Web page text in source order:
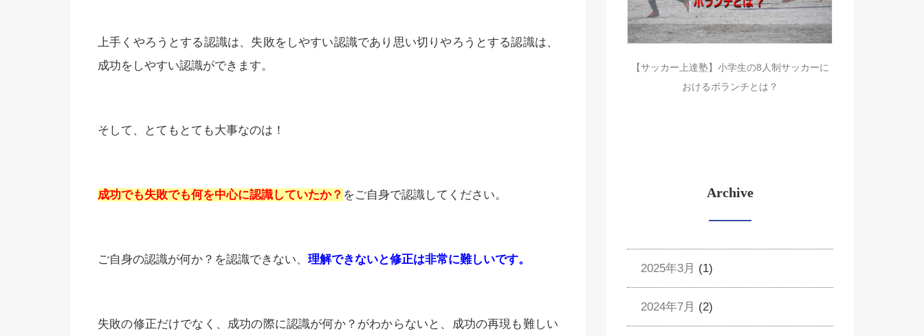
上手くやろうとする認識は、失敗をしやすい認識であり思い切りやろうとする認識は、
成功をしやすい認識ができます。
そして、とてもとても大事なのは！
成功でも失敗でも何を中心に認識していたか？ をご自身で認識してください。
ご自身の認識が何か？を認識できない、 理解できないと修正は非常に難しいです。
失敗の修正だけでなく、成功の際に認識が何か？がわからないと、成功の再現も難しい
【サッカー上達塾】小学生の8人制サッカーに
おけるボランチとは？
Archive
2025年3月 (1)
2024年7月 (2)